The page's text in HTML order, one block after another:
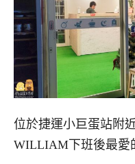
位於捷運小巨蛋站附
WILLIAM下班後最愛